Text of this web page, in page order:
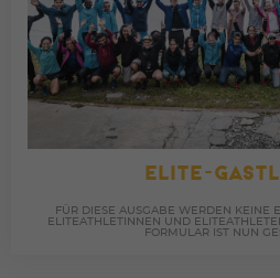
ELITE-
FÜR DIESE AUSGABE WERDEN KEINE
ELITEATHLETINNEN UND
FORMULAR IST NUN